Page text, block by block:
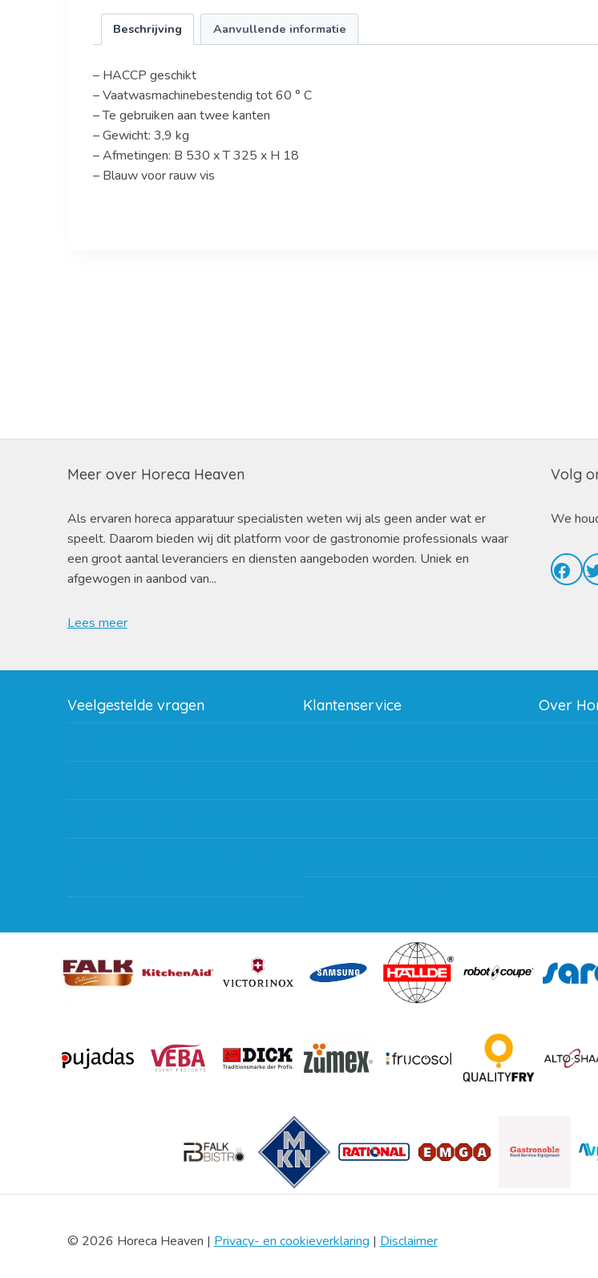
Beschrijving Aanvullende informatie
– HACCP geschikt
– Vaatwasmachinebestendig tot 60 ° C
– Te gebruiken aan twee kanten
– Gewicht: 3,9 kg
– Afmetingen: B 530 x T 325 x H 18
– Blauw voor rauw vis
Meer over Horeca Heaven
Als ervaren horeca apparatuur specialisten weten wij als geen ander wat er
speelt. Daarom bieden wij dit platform voor de gastronomie professionals waar
een groot aantal leveranciers en diensten aangeboden worden. Uniek en
afgewogen in aanbod van...
Lees meer
Volg
We
Veelgestelde vragen Klantenservice
Subsidie regeling EIA 2020
Over
© 2026 Horeca Heaven | Privacy- en cookieverklaring | Disclaimer